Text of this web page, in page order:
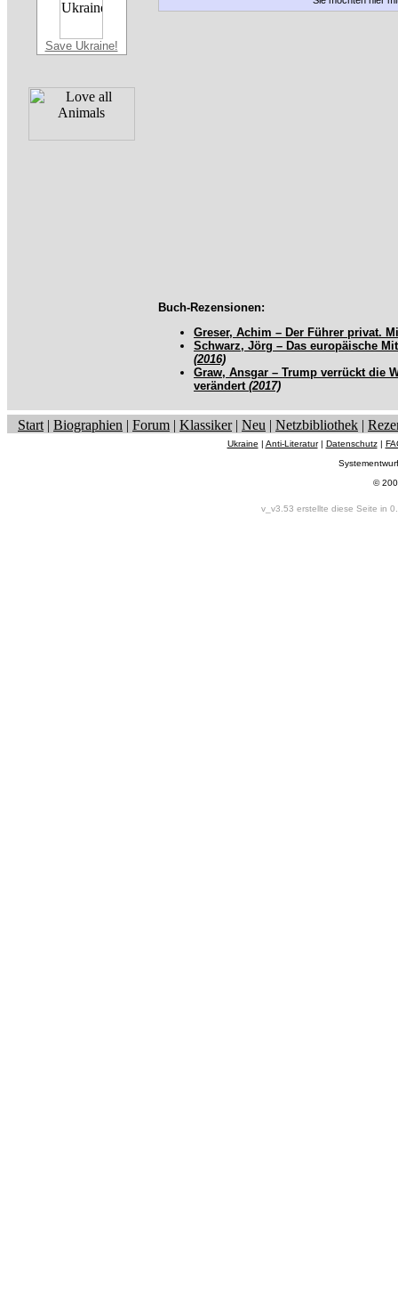
Save Ukraine!
Buch-Rezensionen:
Greser, Achim – Der Führer privat.
Schwarz, Jörg – Das europäische
(2016)
Graw, Ansgar – Trump verrückt die
verändert (2017)
Start | Biographien | Forum | Klassiker| Neu | Netzbibliothek |
Ukraine | Anti-Literatur| Datenschutz|
©
v_v3.53 erstellte diese Seite in